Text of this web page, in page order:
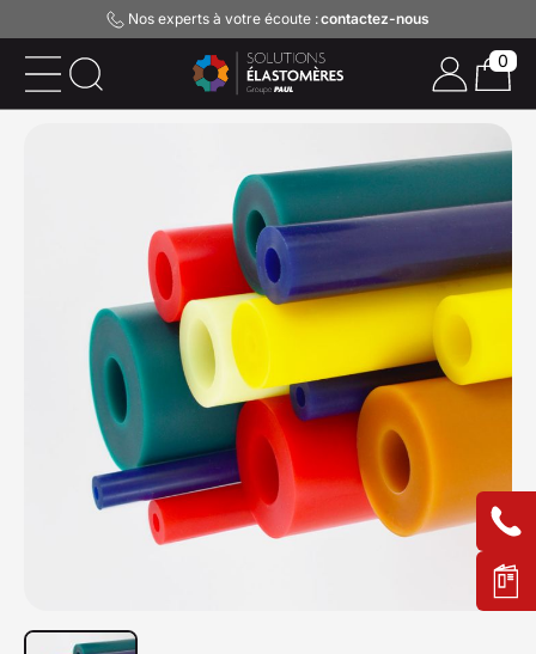
Nos experts à votre écoute :contactez-nous
0